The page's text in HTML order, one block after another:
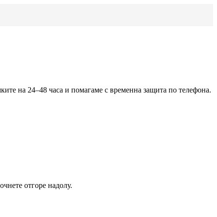
на 24–48 часа и помагаме с временна защита по телефона.
отгоре надолу.